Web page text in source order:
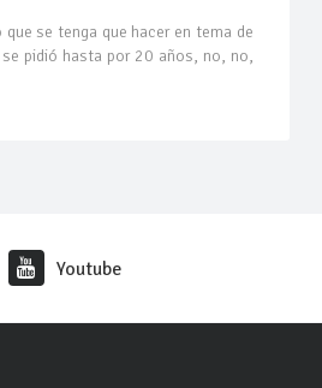
se tenga que hacer en tema de
pidió hasta por 20 años, no, no,
Youtube